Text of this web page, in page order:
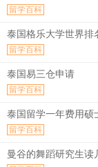
留学百科
泰国格乐大学世界排
留学百科
泰国易三仓申请
留学百科
泰国留学一年费用硕
留学百科
曼谷的舞蹈研究生读